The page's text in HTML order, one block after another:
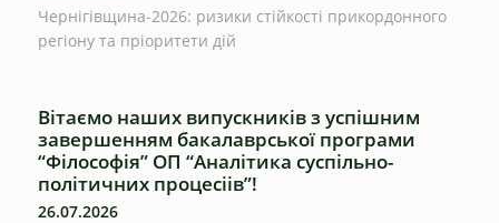
Чернігівщина-2026: ризики стійкості прикордонного
регіону та пріоритети дій
Вітаємо наших випускників з успішним
завершенням бакалаврської програми
“Філософія” ОП “Аналітика суспільно-
політичних процесіів”!
26.07.2026